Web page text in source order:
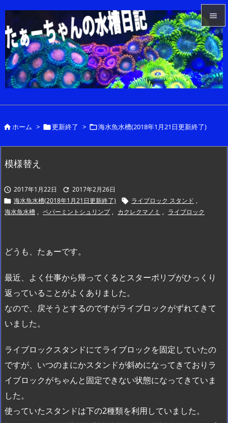


メニュ

サイド


ホーム > 更新終了 > 海水魚水槽(2018年1月21日更新終了)
模様替え
 2017年1月22日  2017年2月26日
 海水魚水槽(2018年1月21日更新終了)  ライブロック スタンド ,
海水魚水槽 , ペパーミントシュリンプ , カクレクマノミ , ライブロック
どうも、たぁーです。
最近、よく仕事から帰ってくるとスターポリプがひっくり
返っていることがよくありました。
なので、戻そうとするのですがライブロックがずれてきて
いました。
ライブロックスタンドにてライブロックを固定していたの
ですが、いつのまにかスタンドが斜めになってきておりラ
イブロックがちゃんと固定できない状態になってきていま
した。
使っていたスタンドは下の2種類を利用していました。